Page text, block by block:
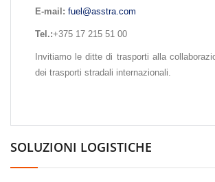
E-mail: fuel@asstra.com
Tel.:+375 17 215 51 00
Invitiamo le ditte di trasporti alla
dei trasporti stradali internazionali.
SOLUZIONI LOGISTICHE